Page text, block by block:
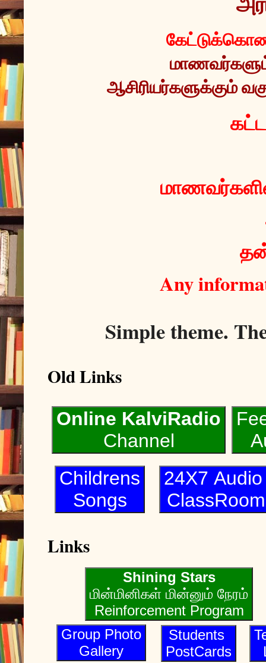
ஆசிரியர்களுக்கும்
Any
Simple theme.
Old Links
Online KalviRadio
Channel
Childrens
Songs
24X7
ClassRoom
Links
Shining Stars
மின்மினிகள் மின்னும் நேரம்
Reinforcement Program
Group Photo
Gallery
Students
PostCards